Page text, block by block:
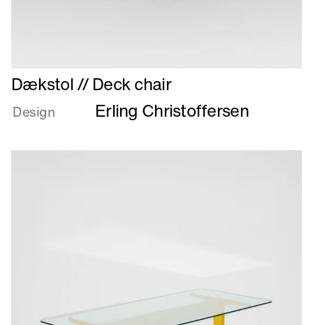
Læs
mere
om
Dækstol // Deck chair
Design Erling Christoffersen